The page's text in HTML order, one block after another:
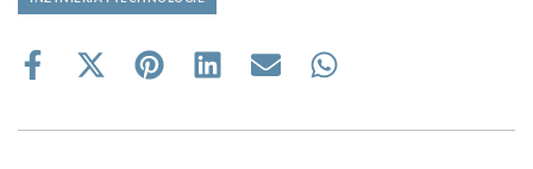
Share
Share
(Twitter)
Share Share Share Share